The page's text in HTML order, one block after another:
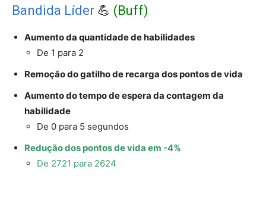
Bandida Líder 💪 (Buff)
Aumento da quantidade de habilidades
De 1 para 2
Remoção do gatilho de recarga dos pontos de vida
Aumento do tempo de espera da contagem da
habilidade
De 0 para 5 segundos
Redução dos pontos de vida em -4%
De 2721 para 2624